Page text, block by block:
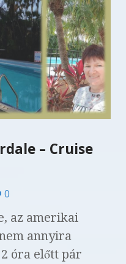
– Cruise
0
az amerikai
annyira
óra előtt pár